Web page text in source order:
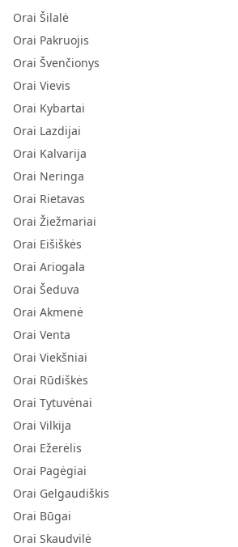
Orai Šilalė
Orai Pakruojis
Orai Švenčionys
Orai Vievis
Orai Kybartai
Orai Lazdijai
Orai Kalvarija
Orai Neringa
Orai Rietavas
Orai Žiežmariai
Orai Eišiškės
Orai Ariogala
Orai Šeduva
Orai Akmenė
Orai Venta
Orai Viekšniai
Orai Rūdiškės
Orai Tytuvėnai
Orai Vilkija
Orai Ežerėlis
Orai Pagėgiai
Orai Gelgaudiškis
Orai Būgai
Orai Skaudvilė